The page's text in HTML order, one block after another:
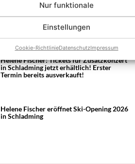
Nur funktionale
Einstellungen
Cookie-RichtlinieDatenschutzImpressum
Helene Fischer: Findet ihre Show 2026
wieder statt? So ist der aktuelle Stand der
Helene Fischer: Tickets für Zusatzkonzert
in Schladming jetzt erhältlich! Erster
Termin bereits ausverkauft!
Helene Fischer eröffnet Ski-Opening 2026
in Schladming